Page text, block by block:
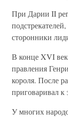
При Дарии II
сторонники
В конце XVI
правления
короля. После
приговаривал к
У многих